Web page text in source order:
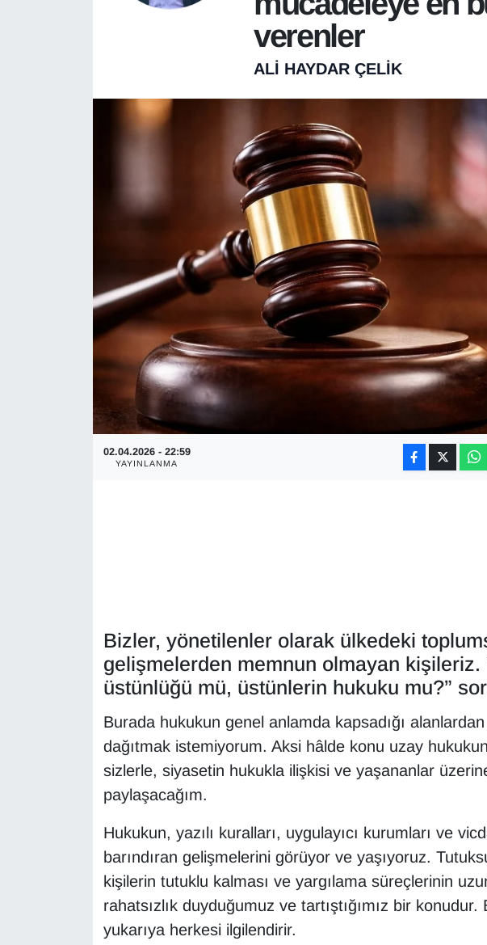
verenler
ALI HAYDAR ÇELIK
02.04.2026 - 22:59
YAYINLANMA
Bizler, yönetilenler olarak ülkedeki
gelişmelerden memnun olmayan kişileriz.
üstünlüğü mü, üstünlerin hukuku mu?”
Burada hukukun genel anlamda kapsadığı
dağıtmak istemiyorum. Aksi hâlde konu uzay
sizlerle, siyasetin hukukla ilişkisi ve yaşananlar
paylaşacağım.
Hukukun, yazılı kuralları, uygulayıcı kurumları ve
barındıran gelişmelerini görüyor ve yaşıyoruz.
kişilerin tutuklu kalması ve yargılama süreçlerinin
rahatsızlık duyduğumuz ve tartıştığımız bir
yukarıya herkesi ilgilendirir.